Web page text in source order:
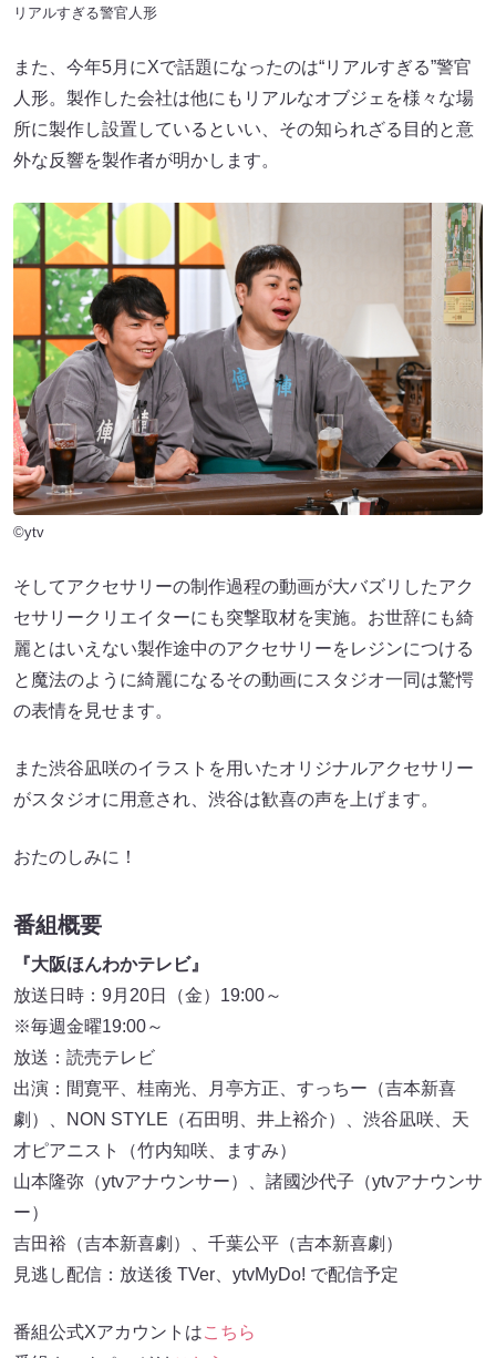
リアルすぎる警官人形
また、今年5月にXで話題になったのは“リアルすぎる”警官
人形。製作した会社は他にもリアルなオブジェを様々な場
所に製作し設置しているといい、その知られざる目的と意
外な反響を製作者が明かします。
©ytv
そしてアクセサリーの制作過程の動画が大バズリしたアク
セサリークリエイターにも突撃取材を実施。お世辞にも綺
麗とはいえない製作途中のアクセサリーをレジンにつける
と魔法のように綺麗になるその動画にスタジオ一同は驚愕
の表情を見せます。
また渋谷凪咲のイラストを用いたオリジナルアクセサリー
がスタジオに用意され、渋谷は歓喜の声を上げます。
おたのしみに！
番組概要
『大阪ほんわかテレビ』
放送日時：9月20日（金）19:00～
※毎週金曜19:00～
放送：読売テレビ
出演：間寛平、桂南光、月亭方正、すっちー（吉本新喜
劇）、NON STYLE（石田明、井上裕介）、渋谷凪咲、天
才ピアニスト（竹内知咲、ますみ）
山本隆弥（ytvアナウンサー）、諸國沙代子（ytvアナウンサ
ー）
吉田裕（吉本新喜劇）、千葉公平（吉本新喜劇）
見逃し配信：放送後 TVer、ytvMyDo! で配信予定
番組公式Xアカウントはこちら